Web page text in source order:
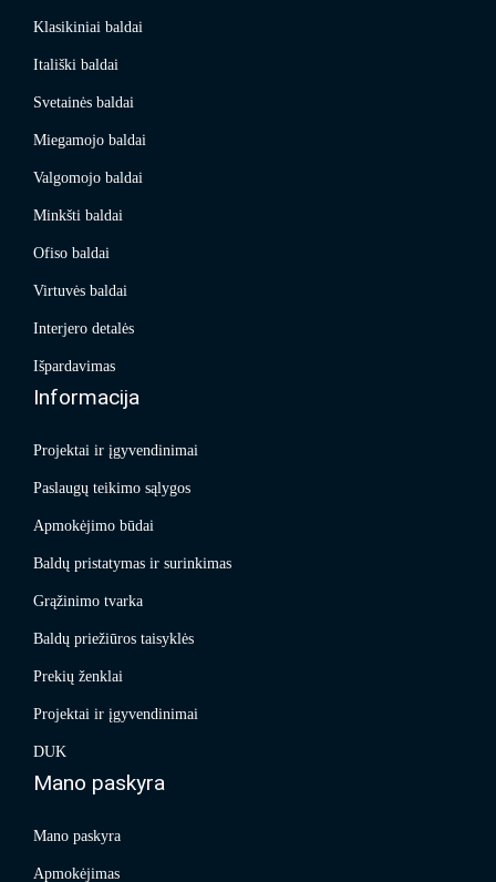
Klasikiniai baldai
Itališki baldai
Svetainės baldai
Miegamojo baldai
Valgomojo baldai
Minkšti baldai
Ofiso baldai
Virtuvės baldai
Interjero detalės
Išpardavimas
Informacija
Projektai ir įgyvendinimai
Paslaugų teikimo sąlygos
Apmokėjimo būdai
Baldų pristatymas ir surinkimas
Grąžinimo tvarka
Baldų priežiūros taisyklės
Prekių ženklai
Projektai ir įgyvendinimai
DUK
Mano paskyra
Mano paskyra
Apmokėjimas